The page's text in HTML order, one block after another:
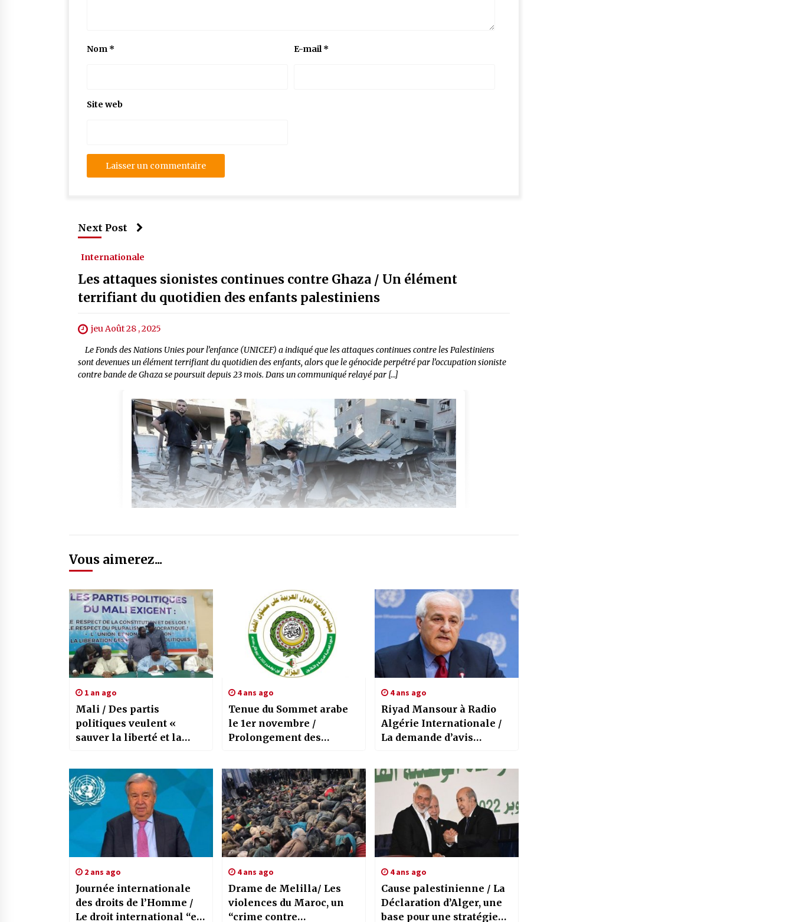
Nom * E-mail*
Site web
Next Post
Internationale
Les attaques sionistes continues contre Ghaza / Un élément
terrifiant du quotidien des enfants palestiniens
jeu Août 28 , 2025
Le Fonds des Nations Unies pour l’enfance (UNICEF) a indiqué que les attaques continues contre les Palestiniens
sont devenues un élément terrifiant du quotidien des enfants, alors que le génocide perpétré par l’occupation sioniste
contre bande de Ghaza se poursuit depuis 23 mois. Dans un communiqué relayé par […]
Vous aimerez...
1 an ago
Mali / Des partis
politiques veulent «
sauver la liberté et la
4 ans ago
Tenue du Sommet arabe
le 1er novembre /
Prolongement des
Déclaration de Novembre
1954
4 ans ago
Riyad Mansour à Radio
Algérie Internationale /
La demande d’avis
étape vers le procès de
l’entité sioniste pour ses
crimes
2 ans ago
Journée internationale
des droits de l’Homme /
Le droit international “est
4 ans ago
Drame de Melilla/ Les
violences du Maroc, un
“crime contre
4 ans ago
Cause palestinienne / La
Déclaration d’Alger, une
base pour une stratégie